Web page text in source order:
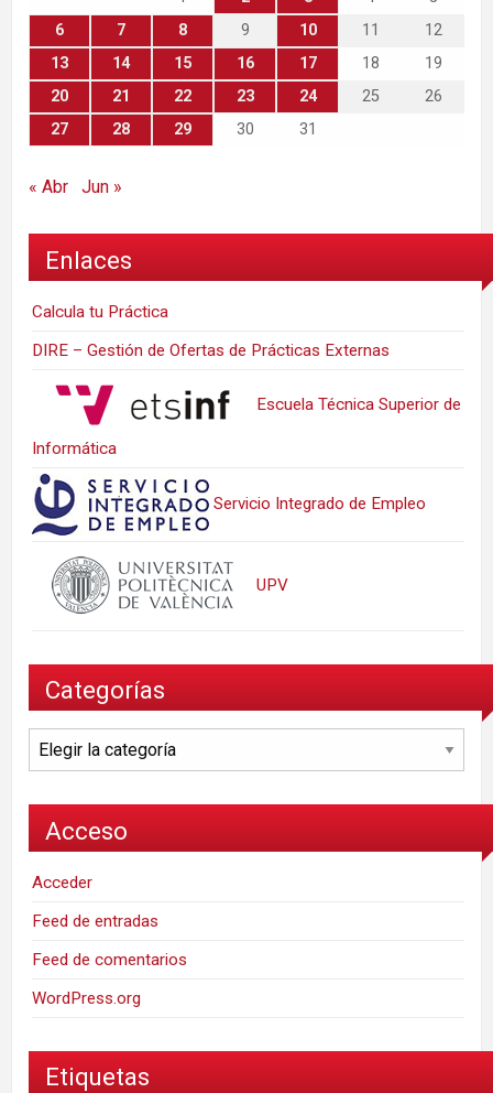
6
7 8 9 10 11
12
13
14 15 16 17 18
19
20
21 22 23 24 25
26
27
28 29 30 31
« Abr Jun »
Enlaces
Calcula tu Práctica
DIRE – Gestión de Ofertas de Prácticas Externas
Escuela Técnica Superior de
Informática
Servicio Integrado de Empleo
UPV
Categorías
Categorías
Acceso
Acceder
Feed de entradas
Feed de comentarios
WordPress.org
Etiquetas